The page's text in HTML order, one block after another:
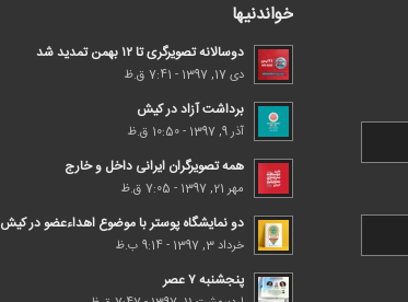
خواندنیها
دوسالانه تصویرگری تا ۱۲ بهمن تمدید شد
دی 17, 1397 - 7:41 ق.ظ
برداشت آزاد در کیش
آذر 9, 1397 - 10:50 ق.ظ
همه تصویرگران ایرانی داخل و خارج
مهر 21, 1397 - 7:05 ق.ظ
دو نمایشگاه پوستر با موضوع اهداء‌عضو در کیش
خرداد 3, 1397 - 9:14 ب.ظ
پنجشنبه ۷ عصر